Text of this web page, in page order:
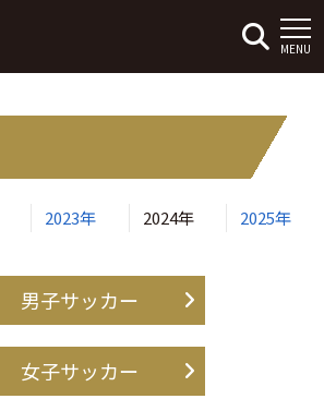
MENU
2023年 2024年 2025年
男子サッカー
女子サッカー